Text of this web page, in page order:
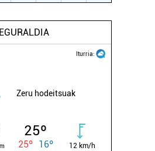
EGURALDIA
Iturria:
Zeru hodeitsuak
25º
25º 16º 12 km/h